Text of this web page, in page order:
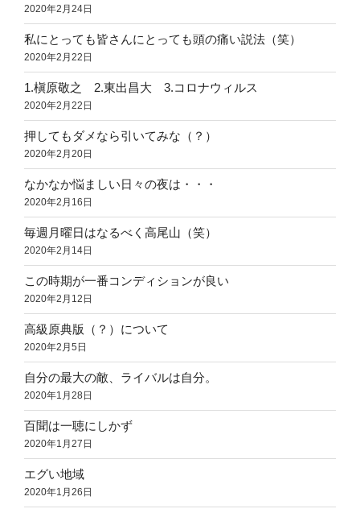
2020年2月24日
私にとっても皆さんにとっても頭の痛い説法（笑）
2020年2月22日
1.槇原敬之 2.東出昌大 3.コロナウィルス
2020年2月22日
押してもダメなら引いてみな（？）
2020年2月20日
なかなか悩ましい日々の夜は・・・
2020年2月16日
毎週月曜日はなるべく高尾山（笑）
2020年2月14日
この時期が一番コンディションが良い
2020年2月12日
高級原典版（？）について
2020年2月5日
自分の最大の敵、ライバルは自分。
2020年1月28日
百聞は一聴にしかず
2020年1月27日
エグい地域
2020年1月26日